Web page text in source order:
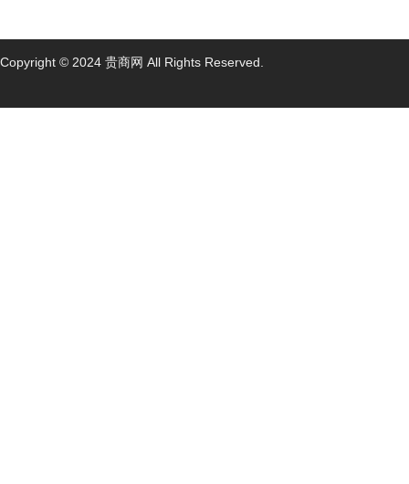
Copyright © 2024 贵商网 All Rights Reserved.